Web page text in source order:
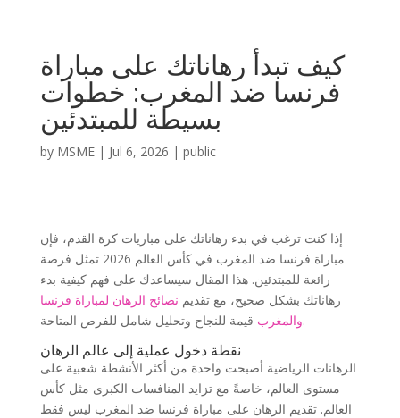
كيف تبدأ رهاناتك على مباراة
فرنسا ضد المغرب: خطوات
بسيطة للمبتدئين
by MSME| Jul 6, 2026 | public
إذا كنت ترغب في بدء رهاناتك على مباريات كرة القدم، فإن
مباراة فرنسا ضد المغرب في كأس العالم 2026 تمثل فرصة
رائعة للمبتدئين. هذا المقال سيساعدك على فهم كيفية بدء
رهاناتك بشكل صحيح، مع تقديم نصائح الرهان لمباراة فرنسا
والمغربقيمة للنجاح وتحليل شامل للفرص المتاحة.
نقطة دخول عملية إلى عالم الرهان
الرهانات الرياضية أصبحت واحدة من أكثر الأنشطة شعبية على
مستوى العالم، خاصةً مع تزايد المنافسات الكبرى مثل كأس
العالم. تقديم الرهان على مباراة فرنسا ضد المغرب ليس فقط